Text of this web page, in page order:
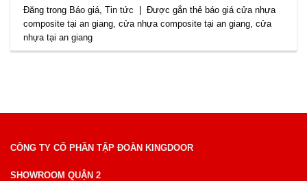
Đăng trong Báo giá ,Tin tức Được gắn thẻ báo giá cửa nhựa
composite tại an giang ,cửa nhựa composite tại an giang ,cửa
nhựa tại an giang
CÔNG TY CỔ PHẦN TẬP ĐOÀN KINGDOOR
SHOWROOM QUẬN 2